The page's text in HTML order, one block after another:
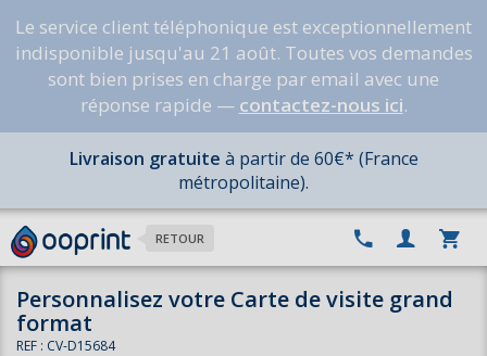
Le service client téléphonique est exceptionnellement
indisponible jusqu'au 21 août. Toutes vos demandes
sont bien prises en charge par email avec une
réponse rapide — contactez-nous ici.
Livraison gratuite à partir de 60€* (France
métropolitaine).
RETOUR
Personnalisez votre Carte de visite grand
format
REF : CV-D15684